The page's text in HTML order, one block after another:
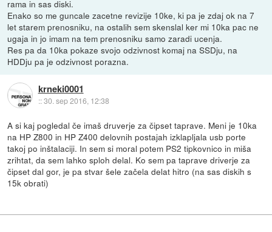
rama in sas diski.
Enako so me guncale zacetne revizije 10ke, ki pa je zdaj ok na 7
let starem prenosniku, na ostalih sem skenslal ker mi 10ka pac ne
ugaja in jo imam na tem prenosniku samo zaradi ucenja.
Res pa da 10ka pokaze svojo odzivnost komaj na SSDju, na
HDDju pa je odzivnost porazna.
krneki0001
::30. sep 2016, 12:38
A si kaj pogledal če imaš druverje za čipset taprave. Meni je 10ka
na HP Z800 in HP Z400 delovnih postajah izklapljala usb porte
takoj po inštalaciji. In sem si moral potem PS2 tipkovnico in miša
zrihtat, da sem lahko sploh delal. Ko sem pa taprave driverje za
čipset dal gor, je pa stvar šele začela delat hitro (na sas diskih s
15k obrati)